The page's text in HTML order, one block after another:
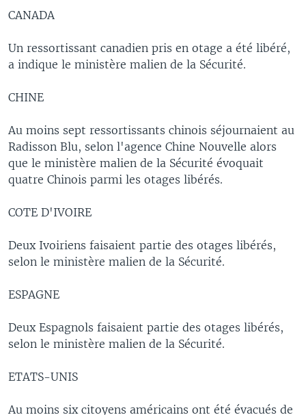
CANADA
Un ressortissant canadien pris en otage a été libéré,
a indique le ministère malien de la Sécurité.
CHINE
Au moins sept ressortissants chinois séjournaient au
Radisson Blu, selon l'agence Chine Nouvelle alors
que le ministère malien de la Sécurité évoquait
quatre Chinois parmi les otages libérés.
COTE D'IVOIRE
Deux Ivoiriens faisaient partie des otages libérés,
selon le ministère malien de la Sécurité.
ESPAGNE
Deux Espagnols faisaient partie des otages libérés,
selon le ministère malien de la Sécurité.
ETATS-UNIS
Au moins six citoyens américains ont été évacués de